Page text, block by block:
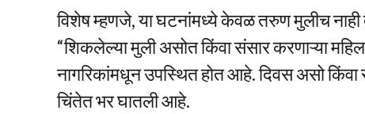
विशेष म्हणजे, या घटनांमध्ये केवळ तरुण मुलीच नाही
“शिकलेल्या मुली असोत किंवा संसार करणाऱ्या
नागरिकांमधून उपस्थित होत आहे. दिवस असो किंवा
चिंतेत भर घातली आहे.